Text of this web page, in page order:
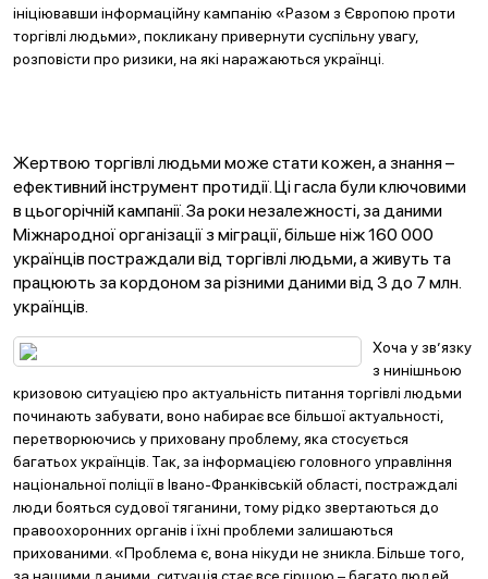
ініціювавши інформаційну кампанію «Разом з Європою проти
торгівлі людьми», покликану привернути суспільну увагу,
розповісти про ризики, на які наражаються українці.
Жертвою торгівлі людьми може стати кожен, а знання –
ефективний інструмент протидії. Ці гасла були ключовими
в цьогорічній кампанії. За роки незалежності, за даними
Міжнародної організації з міграції, більше ніж 160 000
українців постраждали від торгівлі людьми, а живуть та
працюють за кордоном за різними даними від 3 до 7 млн.
українців.
Хоча у зв’язку
з нинішньою
кризовою ситуацією про актуальність питання торгівлі людьми
починають забувати, воно набирає все більшої актуальності,
перетворюючись у приховану проблему, яка стосується
багатьох українців. Так, за інформацією головного управління
національної поліції в Івано-Франківській області, постраждалі
люди бояться судової тяганини, тому рідко звертаються до
правоохоронних органів і їхні проблеми залишаються
прихованими. «Проблема є, вона нікуди не зникла. Більше того,